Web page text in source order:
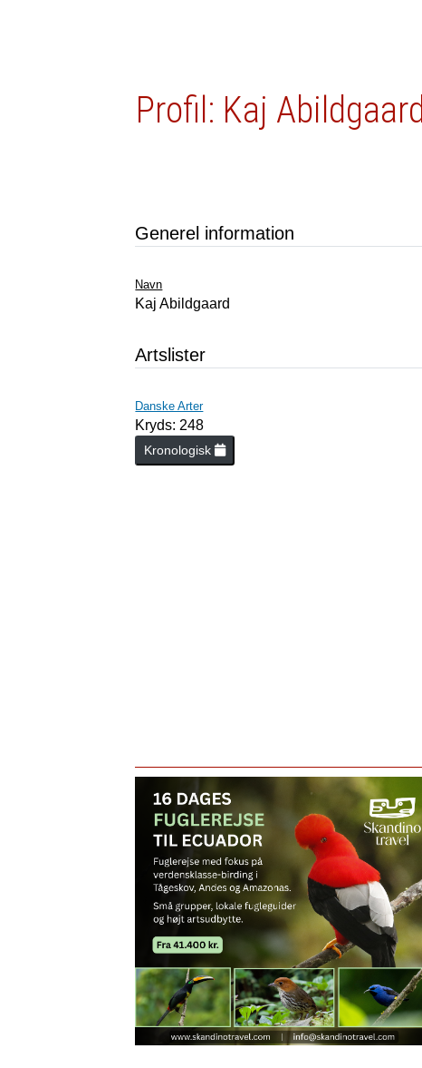
Profil: Kaj Abildgaard
Generel information
Navn
Kaj Abildgaard
Artslister
Danske Arter
Kryds: 248
Kronologisk